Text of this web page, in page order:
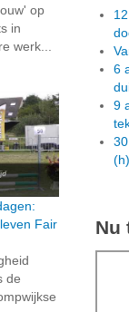
op
in
werk...
Fair
de
6
9
Nu